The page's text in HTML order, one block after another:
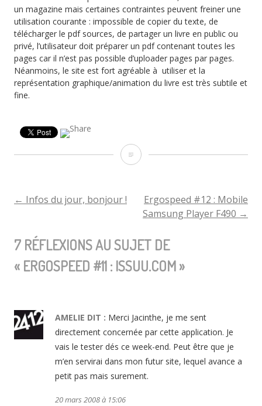
un magazine mais certaines contraintes peuvent freiner une
utilisation courante : impossible de copier du texte, de
télécharger le pdf sources, de partager un livre en public ou
privé, l’utilisateur doit préparer un pdf contenant toutes les
pages car il n’est pas possible d’uploader pages par pages.
Néanmoins, le site est fort agréable à utiliser et la
représentation graphique/animation du livre est très subtile et
fine.
Ergospeed
issuu.com
NAVIGATION
DE
L'ARTICLE
← Infos du jour, bonjour !
Ergospeed #12 : Mobile
Samsung Player F490 →
7 RÉFLEXIONS AU SUJET DE
« ERGOSPEED #11 : ISSUU.COM»
AMELIE DIT : Merci Jacinthe, je me sent
directement concernée par cette application. Je
vais le tester dés ce week-end. Peut être que je
m’en servirai dans mon futur site, lequel avance a
petit pas mais surement.
20 mars 2008 à 15:06